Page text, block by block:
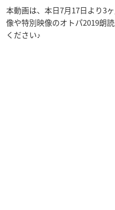
本動画は、本日7月17日より3
像や特別映像のオトパ2019朗
ください♪